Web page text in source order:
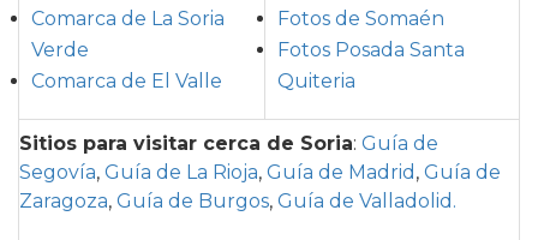
Comarca de La Soria
Verde
Comarca de El Valle
Fotos de Somaén
Fotos Posada Santa
Quiteria
Sitios para visitar cerca de Soria: Guía de
Segovía, Guía de La Rioja, Guía de Madrid , Guía de
Zaragoza, Guía de Burgos, Guía de Valladolid.